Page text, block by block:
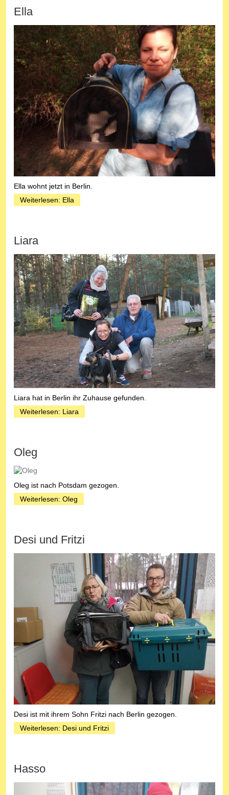
Ella
Ella wohnt jetzt in Berlin.
Weiterlesen: Ella
Liara
Liara hat in Berlin ihr Zuhause gefunden.
Weiterlesen: Liara
Oleg
Oleg ist nach Potsdam gezogen.
Weiterlesen: Oleg
Desi und Fritzi
Desi ist mit ihrem Sohn Fritzi nach Berlin gezogen.
Weiterlesen: Desi und Fritzi
Hasso